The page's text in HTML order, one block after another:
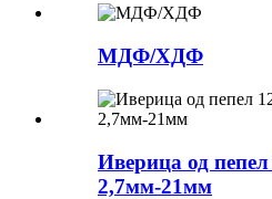
МДФ/ХДФ
Иверица од
2,7мм-21мм